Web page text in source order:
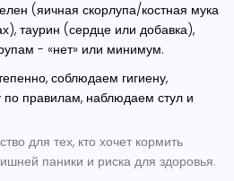
(яичная скорлупа/костная мука
таурин (сердце или добавка),
- «нет» или минимум.
соблюдаем гигиену,
по правилам, наблюдаем стул и
для тех, кто хочет кормить
паники и риска для здоровья.